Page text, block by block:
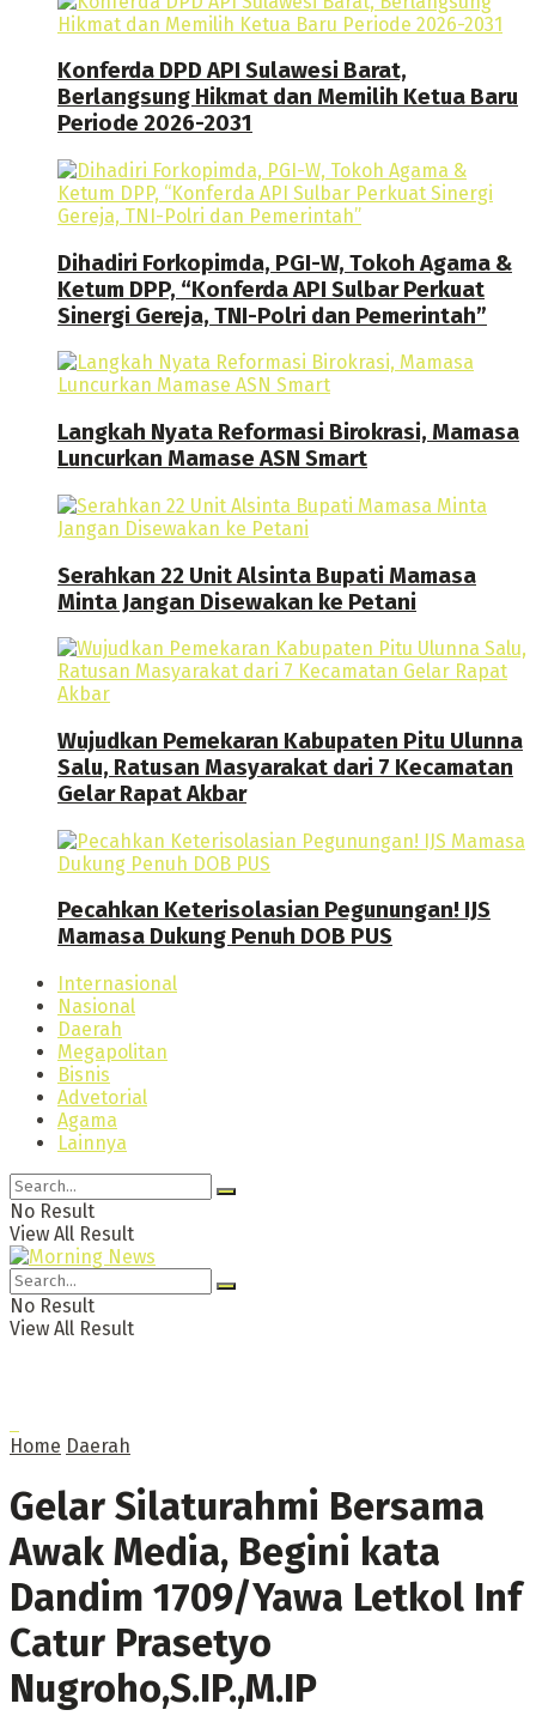
Konferda DPD API Sulawesi Barat,
Berlangsung Hikmat dan Memilih Ketua Baru
Periode 2026-2031
Dihadiri Forkopimda, PGI-W, Tokoh Agama &
Ketum DPP, “Konferda API Sulbar Perkuat
Sinergi Gereja, TNI-Polri dan Pemerintah”
Langkah Nyata Reformasi Birokrasi, Mamasa
Luncurkan Mamase ASN Smart
Serahkan 22 Unit Alsinta Bupati Mamasa
Minta Jangan Disewakan ke Petani
Wujudkan Pemekaran Kabupaten Pitu Ulunna
Salu, Ratusan Masyarakat dari 7 Kecamatan
Gelar Rapat Akbar
Pecahkan Keterisolasian Pegunungan! IJS
Mamasa Dukung Penuh DOB PUS
Internasional
Nasional
Daerah
Megapolitan
Bisnis
Advetorial
Agama
Lainnya
No Result
View All Result
No Result
View All Result
Home Daerah
Gelar Silaturahmi Bersama
Awak Media, Begini kata
Dandim 1709/Yawa Letkol Inf
Catur Prasetyo
Nugroho,S.IP.,M.IP